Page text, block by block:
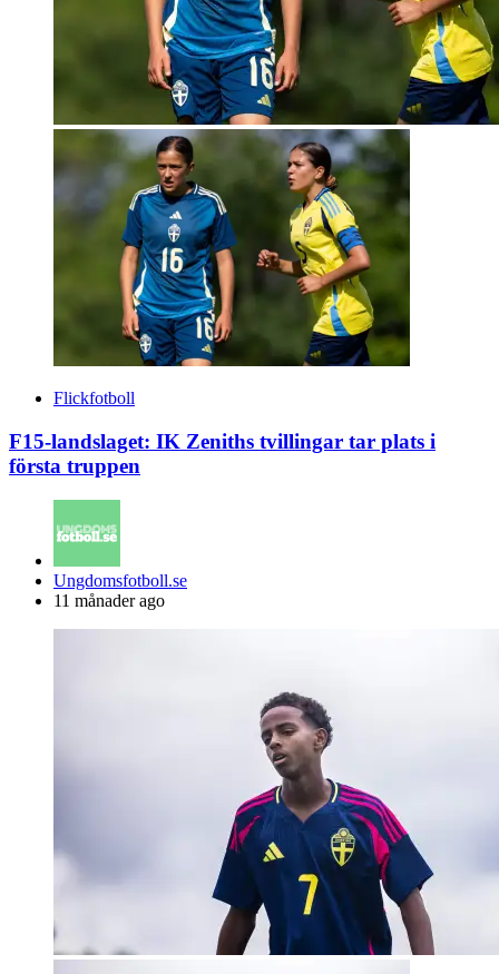
Flickfotboll
F15-landslaget: IK Zeniths tvillingar tar plats i
första truppen
Posted
by
Ungdomsfotboll.se
11 månader ago